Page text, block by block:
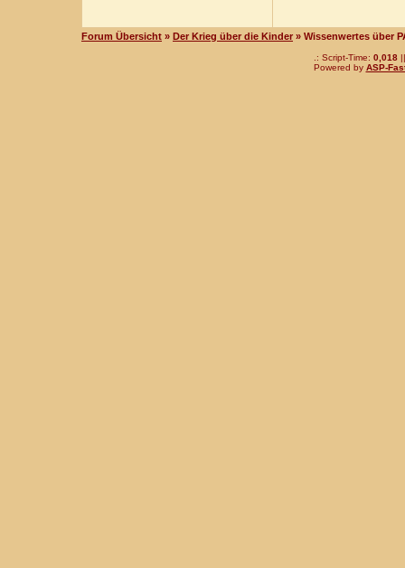
Forum Übersicht » Der Krieg über die Kinder » Wissenwertes über
.: Script-Time: 0,018||
Powered by ASP-